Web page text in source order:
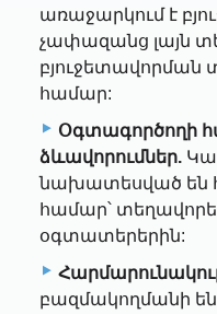
առաջարկում է
չափազանց լայն
համար:
Օգտագործողի
ձևավորումներ.
նախատեսված են
համար՝
օգտատերերին:
բազմակողմանի